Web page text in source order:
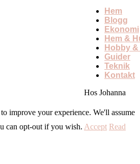
Hem
Blogg
Ekonomi
Hem &
Hobby
Guider
Teknik
Kontakt
Hos Johanna
improve your experience. We'll assume
can opt-out if you wish. Accept Read